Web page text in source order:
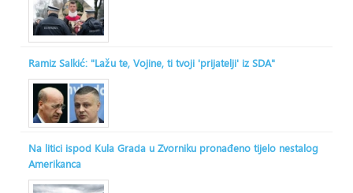
Ramiz Salkić: "Lažu te, Vojine, ti tvoji 'prijatelji' iz SDA"
Na litici ispod Kula Grada u Zvorniku pronađeno tijelo nestalog
Amerikanca